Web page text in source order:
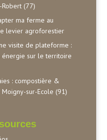
(77)
ma ferme au
levier agroforestier
visite de plateforme :
sur le territoire
: compostière &
sur-Ecole (91)